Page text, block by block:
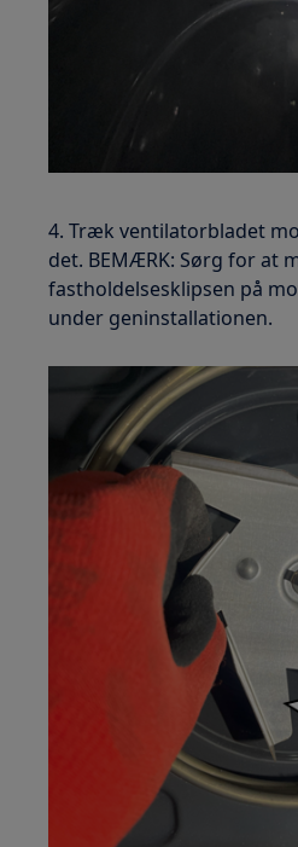
4. Træk ventilatorbladet
det. BEMÆRK: Sørg for at
fastholdelsesklipsen på
under geninstallationen.